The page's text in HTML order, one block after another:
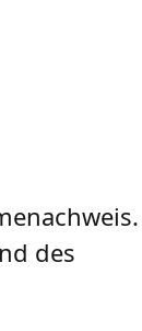
des